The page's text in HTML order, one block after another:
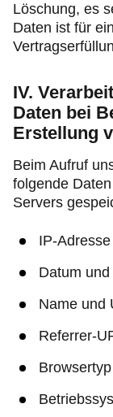
Löschung, es
Daten ist für
IV.
Daten bei
Erstellung
Beim Aufruf
folgende
Servers
IP-Adresse
Datum
Name und
Referrer-